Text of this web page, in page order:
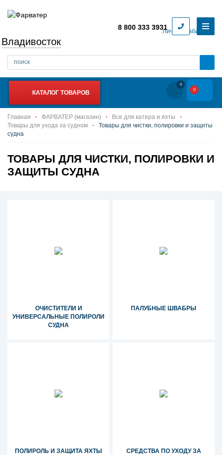
Личный кабинет
Владивосток
8 800 333 3931
КАТАЛОГ ТОВАРОВ
0
0
Главная ФАРВАТЕР (магазин)
Все для катера и яхты
Товары для ухода за судном
Товары для чистки, полировки и защиты
судна
ТОВАРЫ ДЛЯ ЧИСТКИ, ПОЛИРОВКИ И
ЗАЩИТЫ СУДНА
ОЧИСТИТЕЛИ И
УНИВЕРСАЛЬНЫЕ ПОЛИРОЛИ
СУДНА
ПАЛУБНЫЕ ШВАБРЫ
ПОЛИРОЛЬ И ЗАЩИТА ЯХТЫ
СРЕДСТВА ПО УХОДУ ЗА